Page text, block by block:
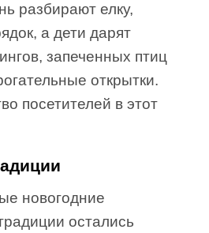
разбирают елку,
а дети дарят
запеченных птиц
открытки.
посетителей в этот
новогодние
остались